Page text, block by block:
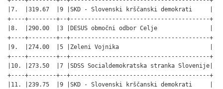
|7.  |319.67  |9 |SKD - Slovenski krščanski demokrati     |
+----+--------+--+----------------------------------------+
|8.  |290.00  |3 |DESUS območni odbor Celje               |
+----+--------+--+----------------------------------------+
|9.  |274.00  |5 |Zeleni Vojnika                          |
+----+--------+--+----------------------------------------+
|10. |273.50  |7 |SDSS Socialdemokratska stranka Slovenije|
+----+--------+--+----------------------------------------+
|11. |239.75  |9 |SKD - Slovenski krščanski demokrati     |